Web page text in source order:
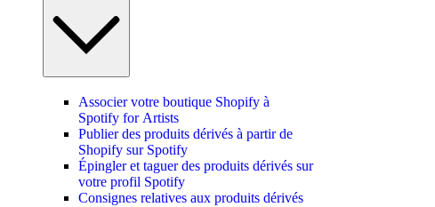
Associer votre boutique Shopify à
Spotify for Artists
Publier des produits dérivés à partir de
Shopify sur Spotify
Épingler et taguer des produits dérivés sur
votre profil Spotify
Consignes relatives aux produits dérivés